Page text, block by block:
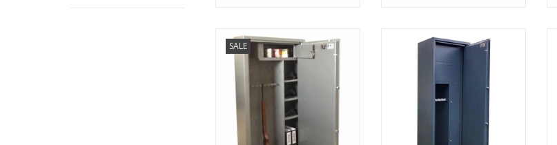
SALE
- 150x80 cm
- Ruimte voor 8 geweren
- 1 binnenkluis
- Vanaf 150 kg
TOEVOEGEN AAN WINKELWAGEN
- 175x60 cm
- Ruimte voor 5 geweren
- 4 binnenkluizen
TOEVOEGEN AAN WINKELWAGEN